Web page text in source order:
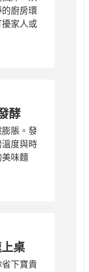
廚房環
家人或
酵
脹。發
度與時
味麵
桌
下寶貴